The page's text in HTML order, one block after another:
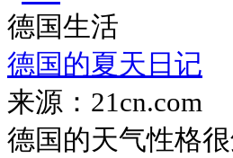
德国生活
德国的夏天日记
来源：21cn.com
德国的天气性格